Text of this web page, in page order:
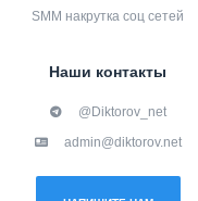
SMM накрутка соц сетей
Наши контакты
@Diktorov_net
admin@diktorov.net